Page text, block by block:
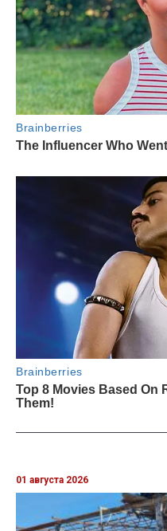
01 августа 2026